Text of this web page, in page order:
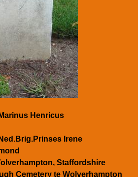
Henricus
Irene
Staffordshire
Cemetery te Wolverhampton